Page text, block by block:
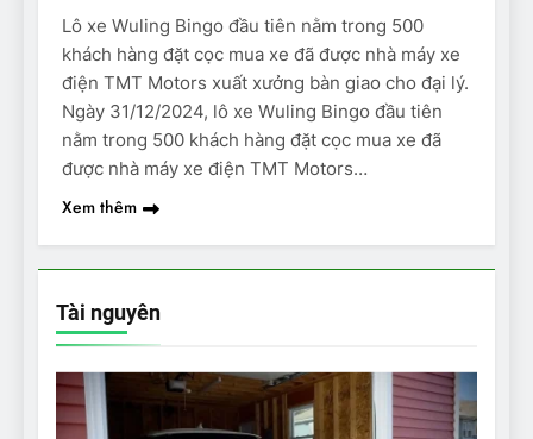
Tài nguyên
Lô xe Wuling Bingo đầu tiên nằm trong 500
khách hàng đặt cọc mua xe đã được nhà máy xe
điện TMT Motors xuất xưởng bàn giao cho đại lý.
Ngày 31/12/2024, lô xe Wuling Bingo đầu tiên
nằm trong 500 khách hàng đặt cọc mua xe đã
được nhà máy xe điện TMT Motors…
Xem thêm